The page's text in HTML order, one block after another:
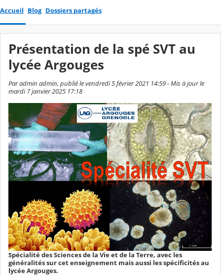
Accueil Blog Dossiers partagés
Présentation de la spé SVT au
lycée Argouges
Par admin admin, publié le vendredi 5 février 2021 14:59 - Mis à jour le
mardi 7 janvier 2025 17:18
Spécialité des Sciences de la Vie et de la Terre, avec les
généralités sur cet enseignement mais aussi les spécificités au
lycée Argouges.